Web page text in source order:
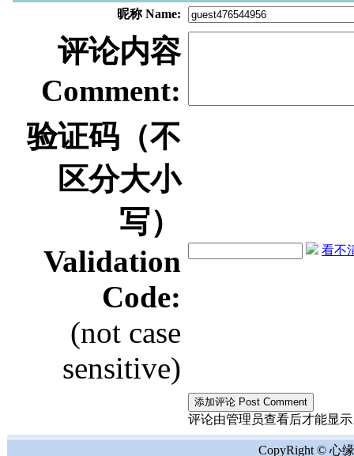
昵称 Name:
评论内容
Comment:
验证码（不
区分大小
写）
Validation
Code:
(not case
sensitive)
看不
评论由管理员查看后才能显示
CopyRight © 心